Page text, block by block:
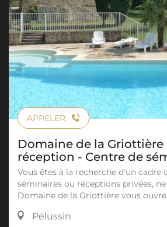
APPELER
Domaine de la Griottière
réception - Centre de
Vous êtes à la recherche d'un cadre
séminaires ou réceptions privées,
Domaine de la Griottière vous ouvre
Pélussin